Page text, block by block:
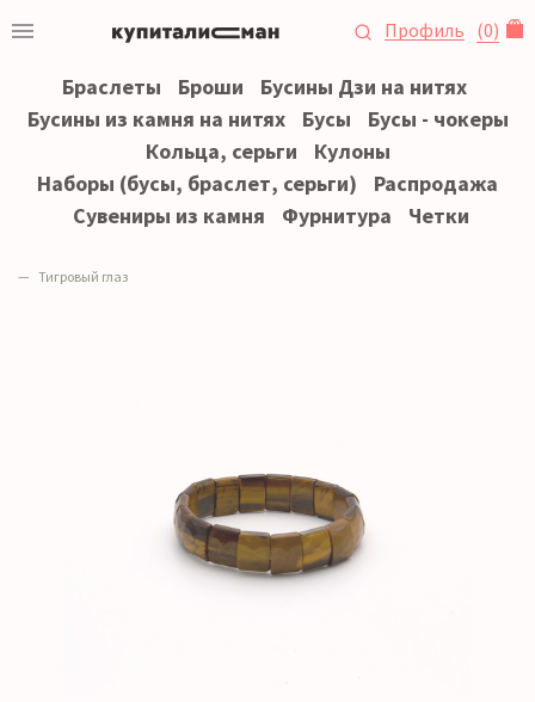
Профиль (0)
Браслеты Броши
Бусины Дзи на нитях
Бусины из камня на нитях
Бусы
Бусы - чокеры
Кольца, серьги
Кулоны
Наборы (бусы, браслет, серьги)
Распродажа
Сувениры из камня
Фурнитура Четки
Тигровый глаз